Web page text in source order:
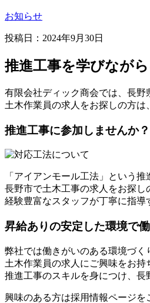
お知らせ
投稿日：2024年9月30日
推進工事を学びなが
有限会社ディック商会では、長野
土木作業員の求人をお探しの方は
推進工事に参加しませんか？
「アイアンモール工法」という
長野市で土木工事の求人をお探し
経験豊富なスタッフが丁寧に指導
昇給ありの安定した環境で
弊社では働きがいのある環境づく
土木作業員の求人にご興味をお持
推進工事のスキルを身につけ、長
興味のある方は採用情報ページを